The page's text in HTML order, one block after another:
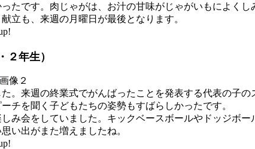
たです。肉じゃがは、お汁の甘味がじゃがいもによく
立も、来週の月曜日が最後となります。
２年生）
。来週の終業式でがんばったことを発表する代表の子
チを聞く子どもたちの姿勢もすばらしかったです。
み会をしていました。キックベースボールやドッジボ
思い出がまた増えましたね。